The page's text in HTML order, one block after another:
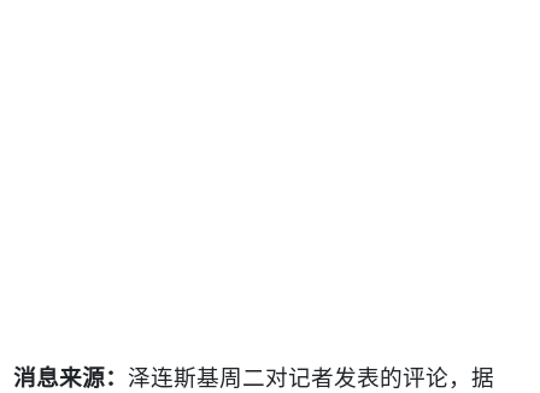
消息来源： 泽连斯基周二对记者发表的评论，据